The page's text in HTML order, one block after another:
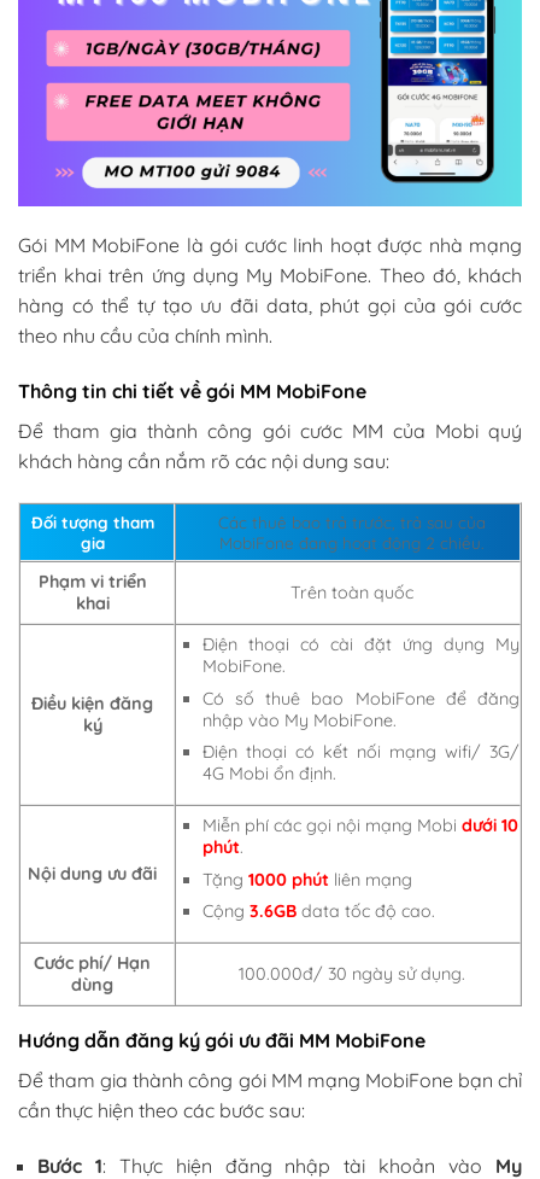
Gói MM MobiFone là gói cước linh hoạt được nhà mạng
triển khai trên ứng dụng My MobiFone. Theo đó, khách
hàng có thể tự tạo ưu đãi data, phút gọi của gói cước
theo nhu cầu của chính mình.
Thông tin chi tiết về gói MM MobiFone
Để tham gia thành công gói cước MM của Mobi quý
khách hàng cần nắm rõ các nội dung sau:
Đối tượng tham
gia
Các thuê bao trả trước, trả sau của
MobiFone đang hoạt động 2 chiều.
Phạm vi triển
khai
Trên toàn quốc
Điều kiện đăng
ký
Điện thoại có cài đặt ứng dụng My
MobiFone.
Có số thuê bao MobiFone để đăng
nhập vào My MobiFone.
Điện thoại có kết nối mạng wifi/ 3G/
4G Mobi ổn định.
Nội dung ưu đãi
Miễn phí các gọi nội mạng Mobi dưới 10
phút.
Tặng 1000 phútliên mạng
Cộng 3.6GBdata tốc độ cao.
Cước phí/ Hạn
dùng
100.000đ/ 30 ngày sử dụng.
Hướng dẫn đăng ký gói ưu đãi MM MobiFone
Để tham gia thành công gói MM mạng MobiFone bạn chỉ
cần thực hiện theo các bước sau:
Bước 1: Thực hiện đăng nhập tài khoản vào My